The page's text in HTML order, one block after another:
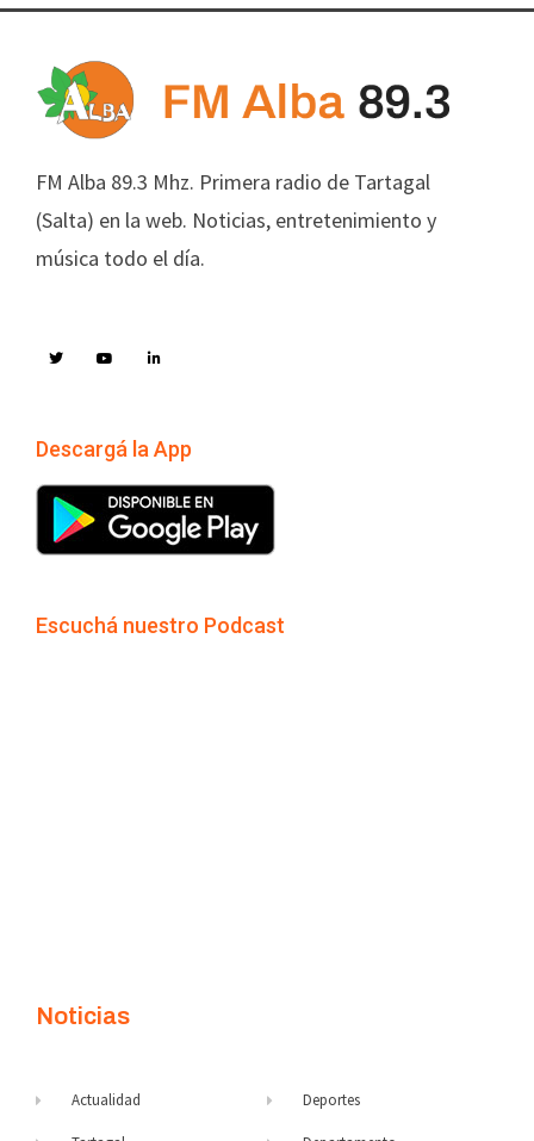
FM Alba 89.3 Mhz. Primera radio de Tartagal
(Salta) en la web. Noticias, entretenimiento y
música todo el día.
Descargá la App
Escuchá nuestro Podcast
Noticias
Actualidad Deportes